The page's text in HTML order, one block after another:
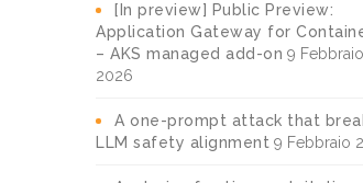
[In preview] Public Preview:
Application Gateway for
– AKS managed add-on 9 Febbraio
2026
A one-prompt attack that
LLM safety alignment 9 Febbraio